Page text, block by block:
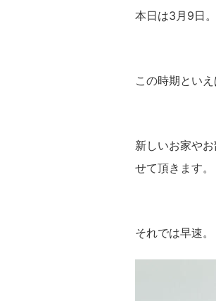
本日は3月9日。
この時期とい
新しいお家や
せて頂きます。
それでは早速。